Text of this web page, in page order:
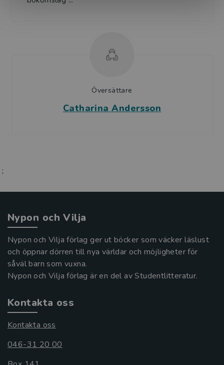
Översättare
Catharina Andersson
;
Nypon och Vilja
Nypon och Vilja förlag ger ut böcker som väcker läslust
och öppnar dörren till nya världar och möjligheter för
såväl barn som vuxna.
Nypon och Vilja förlag är en del av Studentlitteratur.
Kontakta oss
Kontakta oss
046-31 20 00